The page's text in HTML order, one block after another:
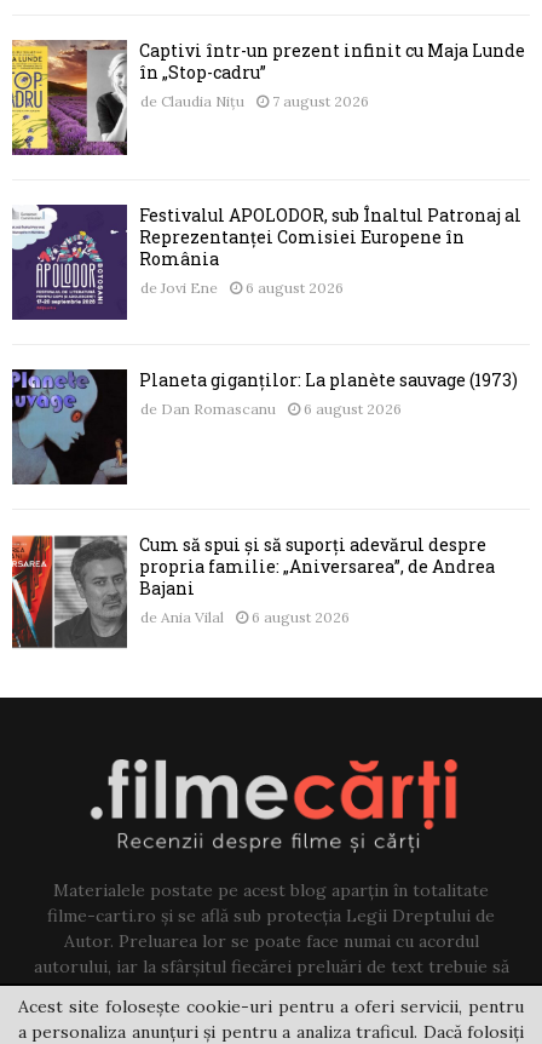
Captivi într-un prezent infinit cu Maja Lunde
în „Stop-cadru”
de Claudia Nițu 7 august 2026
Festivalul APOLODOR, sub Înaltul Patronaj al
Reprezentanței Comisiei Europene în
România
de Jovi Ene 6 august 2026
Planeta giganților: La planète sauvage (1973)
de Dan Romascanu 6 august 2026
Cum să spui și să suporți adevărul despre
propria familie: „Aniversarea”, de Andrea
Bajani
de Ania Vilal 6 august 2026
Materialele postate pe acest blog aparțin în totalitate
filme-carti.ro și se află sub protecția Legii Dreptului de
Autor. Preluarea lor se poate face numai cu acordul
autorului, iar la sfârșitul fiecărei preluări de text trebuie să
existe un link către acest blog.
Contact us:jovi@filme-carti.ro
Acest site folosește cookie-uri pentru a oferi servicii, pentru
a personaliza anunțuri și pentru a analiza traficul. Dacă folosiți